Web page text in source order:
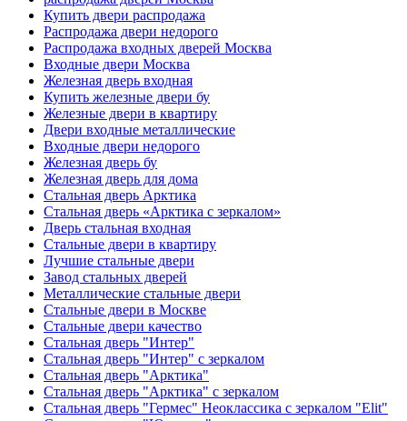
Купить двери распродажа
Распродажа двери недорого
Распродажа входных дверей Москва
Входные двери Москва
Железная дверь входная
Купить железные двери бу
Железные двери в квартиру
Двери входные металлические
Входные двери недорого
Железная дверь бу
Железная дверь для дома
Стальная дверь Арктика
Стальная дверь «Арктика с зеркалом»
Дверь стальная входная
Стальные двери в квартиру
Лучшие стальные двери
Завод стальных дверей
Металлические стальные двери
Стальные двери в Москве
Стальные двери качество
Стальная дверь "Интер"
Стальная дверь "Интер" с зеркалом
Стальная дверь "Арктика"
Стальная дверь "Арктика" с зеркалом
Стальная дверь "Гермес" Неоклассика с зеркалом "Elit"